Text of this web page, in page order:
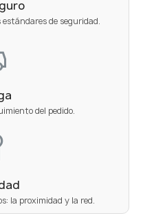
de seguridad.
del pedido.
la proximidad y la red.